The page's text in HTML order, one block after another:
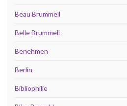
Beau Brummell
Belle Brummell
Benehmen
Berlin
Bibliophilie